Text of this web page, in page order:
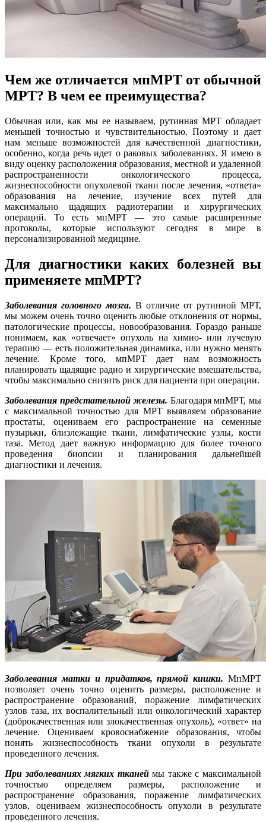
Чем же отличается мпМРТ от обычной
МРТ? В чем ее преимущества?
Обычная или, как мы ее называем, рутинная МРТ обладает
меньшей точностью и чувствительностью. Поэтому и дает
нам меньше возможностей для качественной диагностики,
особенно, когда речь идет о раковых заболеваниях. Я имею в
виду оценку расположения образования, местной и удаленной
распространенности онкологического процесса,
жизнеспособности опухолевой ткани после лечения, «ответа»
образования на лечение, изучение всех путей для
максимально щадящих радиотерапии и хирургических
операций. То есть мпМРТ — это самые расширенные
протоколы, которые используют сегодня в мире в
персонализированной медицине.
Для диагностики каких болезней вы
применяете мпМРТ?
Заболевания головного мозга. В отличие от рутинной МРТ,
мы можем очень точно оценить любые отклонения от нормы,
патологические процессы, новообразования. Гораздо раньше
понимаем, как «отвечает» опухоль на химио- или лучевую
терапию — есть положительная динамика, или нужно менять
лечение. Кроме того, мпМРТ дает нам возможность
планировать щадящие радио и хирургические вмешательства,
чтобы максимально снизить риск для пациента при операции.
Заболевания предстательной железы. Благодаря мпМРТ, мы
с максимальной точностью для МРТ выявляем образование
простаты, оцениваем его распространение на семенные
пузырьки, близлежащие ткани, лимфатические узлы, кости
таза. Метод дает важную информацию для более точного
проведения биопсии и планирования дальнейшей
диагностики и лечения.
Заболевания матки и придатков, прямой кишки. МпМРТ
позволяет очень точно оценить размеры, расположение и
распространение образований, поражение лимфатических
узлов таза, их воспалительный или онкологический характер
(доброкачественная или злокачественная опухоль), «ответ» на
лечение. Оцениваем кровоснабжение образования, чтобы
понять жизнеспособность ткани опухоли в результате
проведенного лечения.
При заболеваниях мягких тканеймы также с максимальной
точностью определяем размеры, расположение и
распространение образования, поражение лимфатических
узлов, оцениваем жизнеспособность опухоли в результате
проведенного лечения.